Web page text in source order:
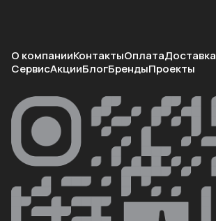
О компанииКонтактыОплатаДоставка
СервисАкцииБлогБрендыПроекты